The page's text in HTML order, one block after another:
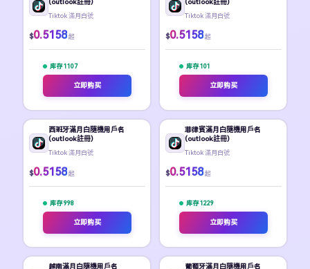
Tiktok 滿月白號
$0.5158 起
库存 1107
立即购买
Tiktok 滿月白號
$0.5158 起
库存 101
立即购买
西班牙滿月白隨機用戶名
(outlook註冊)
Tiktok 滿月白號
$0.5158 起
库存 998
立即购买
菲律賓滿月白隨機用戶名
(outlook註冊)
Tiktok 滿月白號
$0.5158 起
库存 1229
立即购买
越南滿月白隨機用戶名
葡萄牙滿月白隨機用戶名